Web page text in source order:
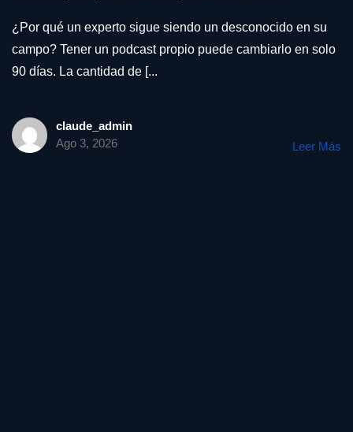
¿Por qué un experto sigue siendo un desconocido en su
campo? Tener un podcast propio puede cambiarlo en solo
90 días. La cantidad de [...
claude_admin
Ago 3, 2026
Leer Más